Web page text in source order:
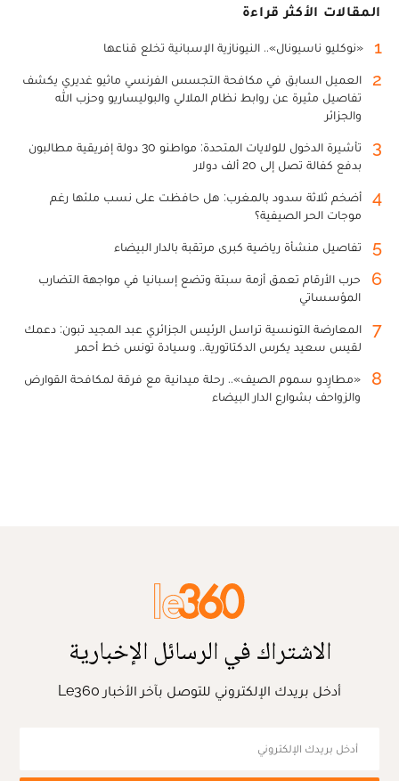
المقالات الأكثر قراءة
1 «نوكليو ناسيونال».. النيونازية الإسبانية تخلع قناعها
2
العميل السابق في مكافحة التجسس الفرنسي ماثيو غديري يكشف
تفاصيل مثيرة عن روابط نظام الملالي والبوليساريو وحزب الله
والجزائر
3
تأشيرة الدخول للولايات المتحدة: مواطنو 30 دولة إفريقية مطالبون
بدفع كفالة تصل إلى 20 ألف دولار
4
أضخم ثلاثة سدود بالمغرب: هل حافظت على نسب ملئها رغم
موجات الحر الصيفية؟
5 تفاصيل منشأة رياضية كبرى مرتقبة بالدار البيضاء
6
حرب الأرقام تعمق أزمة سبتة وتضع إسبانيا في مواجهة التضارب
المؤسساتي
7
المعارضة التونسية تراسل الرئيس الجزائري عبد المجيد تبون: دعمك
لقيس سعيد يكرس الدكتاتورية.. وسيادة تونس خط أحمر
8
«مطارِدو سموم الصيف».. رحلة ميدانية مع فرقة لمكافحة القوارض
والزواحف بشوارع الدار البيضاء
الاشتراك في الرسائل الإخبارية
أدخل بريدك الإلكتروني للتوصل بآخر الأخبار Le360